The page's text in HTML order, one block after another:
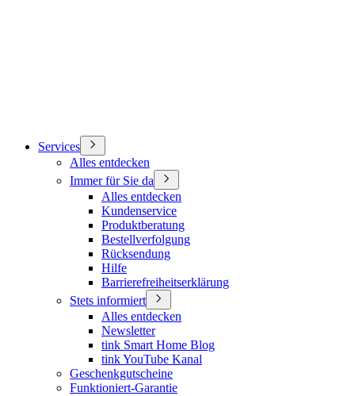
Services
Alles entdecken
Immer für Sie da
Alles entdecken
Kundenservice
Produktberatung
Bestellverfolgung
Rücksendung
Hilfe
Barrierefreiheitserklärung
Stets informiert
Alles entdecken
Newsletter
tink Smart Home Blog
tink YouTube Kanal
Geschenkgutscheine
Funktioniert-Garantie